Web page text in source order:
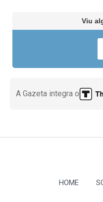
Viu
A Gazeta integra o
HOME